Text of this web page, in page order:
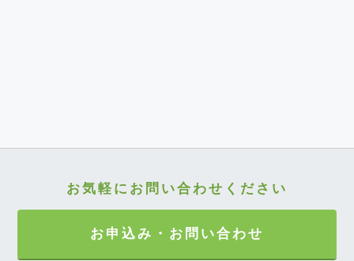
お気軽にお問い合わせください
お申込み・お問い合わせ